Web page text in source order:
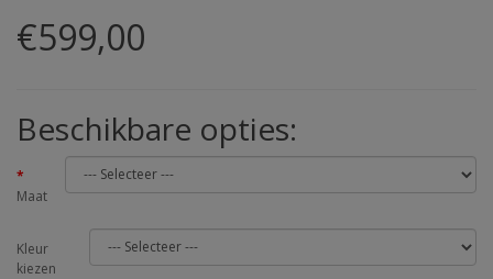
€599,00
Beschikbare opties:
Maat
Kleur
kiezen